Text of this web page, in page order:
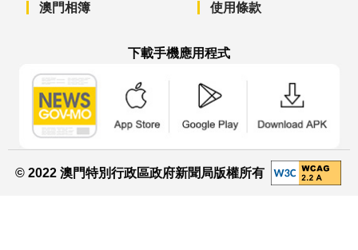
澳門相簿 使用條款
下載手機應用程式
© 2022 澳門特別行政區政府新聞局版權所有